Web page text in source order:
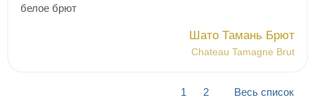
белое брют
Шато Тамань Брют
Chateau Tamagne Brut
1 2 Весь список